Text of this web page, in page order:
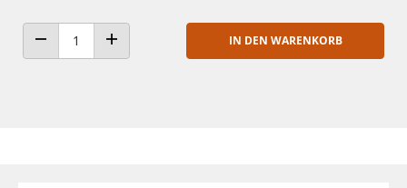
ANZAHL VERRINGERNANZAHL ERHÖHEN
IN DEN WARENKORB